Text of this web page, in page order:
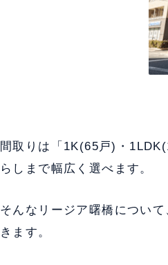
間取りは「1K(65戸)・
らしまで幅広く選べます。
そんなリージア曙橋につい
きます。